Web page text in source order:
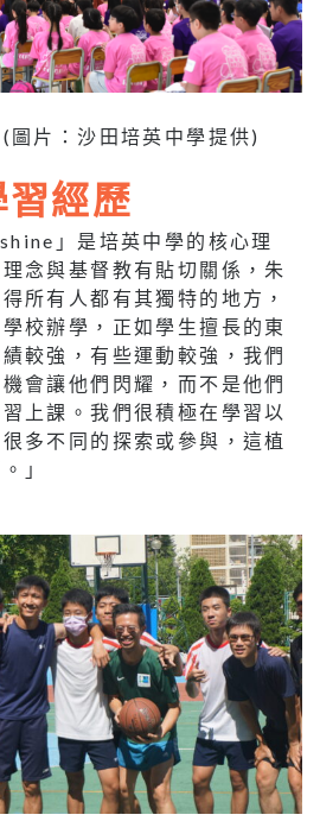
圖片：沙田培英中學提供)
經歷
」是培英中學的核心理
念與基督教有貼切關係，朱
所有人都有其獨特的地方，
校辦學，正如學生擅長的東
較強，有些運動較強，我們
會讓他們閃耀，而不是他們
上課。我們很積極在學習以
多不同的探索或參與，這植
」